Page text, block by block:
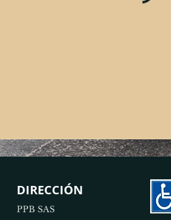
DIRECCIÓN
PPB SAS